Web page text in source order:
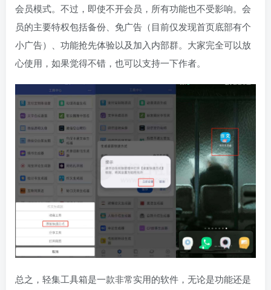
会员模式。不过，即使不开会员，所有功能也不受影响。会
员的主要特权包括备份、免广告（目前仅发现首页底部有个
小广告）、功能抢先体验以及加入内部群。大家完全可以放
心使用，如果觉得不错，也可以支持一下作者。
总之，轻集工具箱是一款非常实用的软件，无论是功能还是